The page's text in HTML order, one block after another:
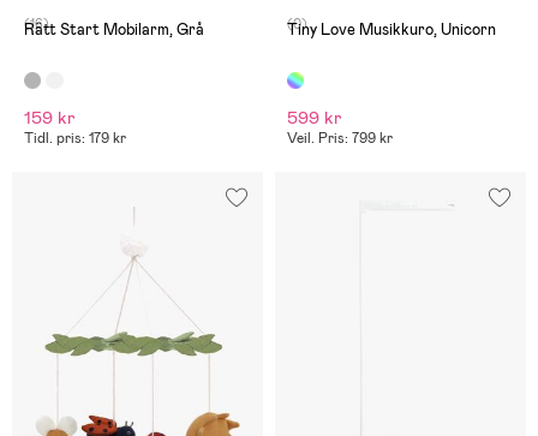
(16)
Rätt Start Mobilarm, Grå
159 kr
Tidl. pris: 179 kr
(0)
Tiny Love Musikkuro, Unicorn
599 kr
Veil. Pris: 799 kr